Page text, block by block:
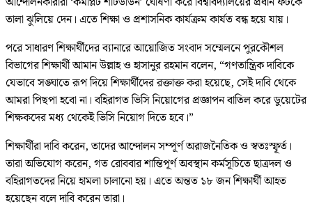
তালা ঝুলিয়ে দেন। এতে শিক্ষা ও প্রশাসনিক কার্যক্রম কার্যত বন্ধ হয়ে যায়।
পরে সাধারণ শিক্ষার্থীদের ব্যানারে আয়োজিত সংবাদ সম্মেলনে পুরকৌশল
বিভাগের শিক্ষার্থী আমান উল্লাহ ও হাসানুর রহমান বলেন, “গণতান্ত্রিক দাবিকে
যেভাবে সঙ্ঘাতে রূপ দিয়ে শিক্ষার্থীদের রক্তাক্ত করা হয়েছে, সেই দাবি থেকে
আমরা পিছপা হবো না। বহিরাগত ভিসি নিয়োগের প্রজ্ঞাপন বাতিল করে ডুয়েটের
শিক্ষকদের মধ্য থেকেই ভিসি নিয়োগ দিতে হবে।”
শিক্ষার্থীরা দাবি করেন, তাদের আন্দোলন সম্পূর্ণ অরাজনৈতিক ও স্বতঃস্ফূর্ত।
তারা অভিযোগ করেন, গত রোববার শান্তিপূর্ণ অবস্থান কর্মসূচিতে ছাত্রদল ও
বহিরাগতদের নিয়ে হামলা চালানো হয়। এতে অন্তত ১৮ জন শিক্ষার্থী আহত
হয়েছেন বলে দাবি করেন তারা।